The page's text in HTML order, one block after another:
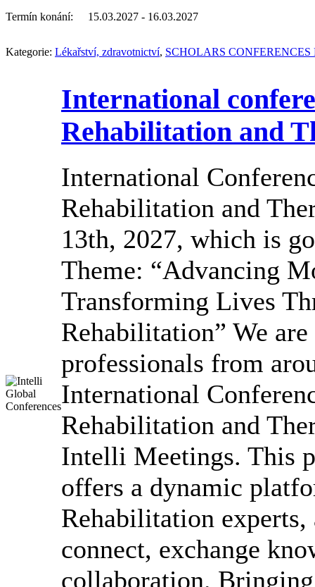
Termín konání: 15.03.2027 - 16.03.2027
Kategorie: Lékařství, zdravotnictví, SCHOLARS
International
Rehabilitation and
International
Rehabilitation and
13th, 2027, which is
Theme: “Advancing
Transforming Lives
Rehabilitation” We
professionals from
International
Rehabilitation and
Intelli Meetings. This
offers a dynamic
Rehabilitation experts,
connect, exchange
collaboration.